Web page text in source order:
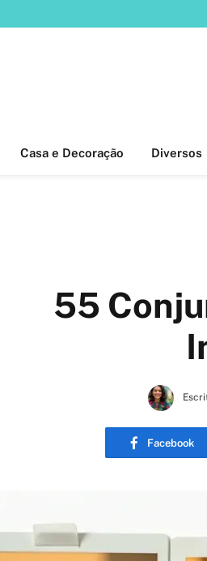
Casa e Decoração Diversos
55
Facebook